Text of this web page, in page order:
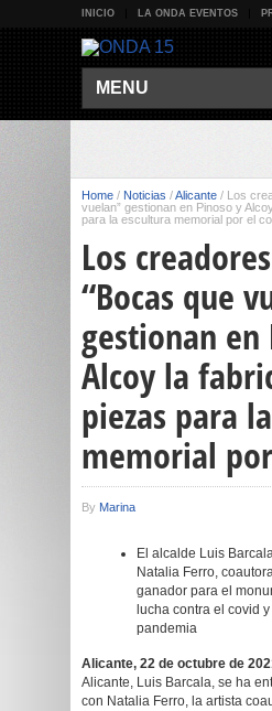
INICIO LA ONDA EVENTOS
MENU
Home / Noticias /Alicante / Los
vuelan” gestionan en Pinoso y
para la escultura memorial por el
Los
“Bocas que
gestionan en
Alcoy la
piezas para
memorial
By Marina
El alcalde Luis
Natalia Ferro,
ganador para el
lucha contra el covid
pandemia
Alicante, 22 de octubre de
Alicante, Luis Barcala, se ha
con Natalia Ferro, la artista